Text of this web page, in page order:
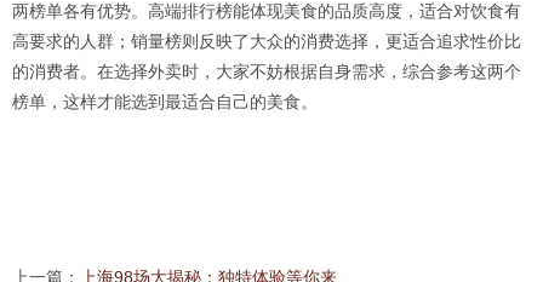
两榜单各有优势。高端排行榜能体现美食的品质高度，适合对饮食有
高要求的人群；销量榜则反映了大众的消费选择，更适合追求性价比
的消费者。在选择外卖时，大家不妨根据自身需求，综合参考这两个
榜单，这样才能选到最适合自己的美食。
上一篇： 上海98场大揭秘：独特体验等你来